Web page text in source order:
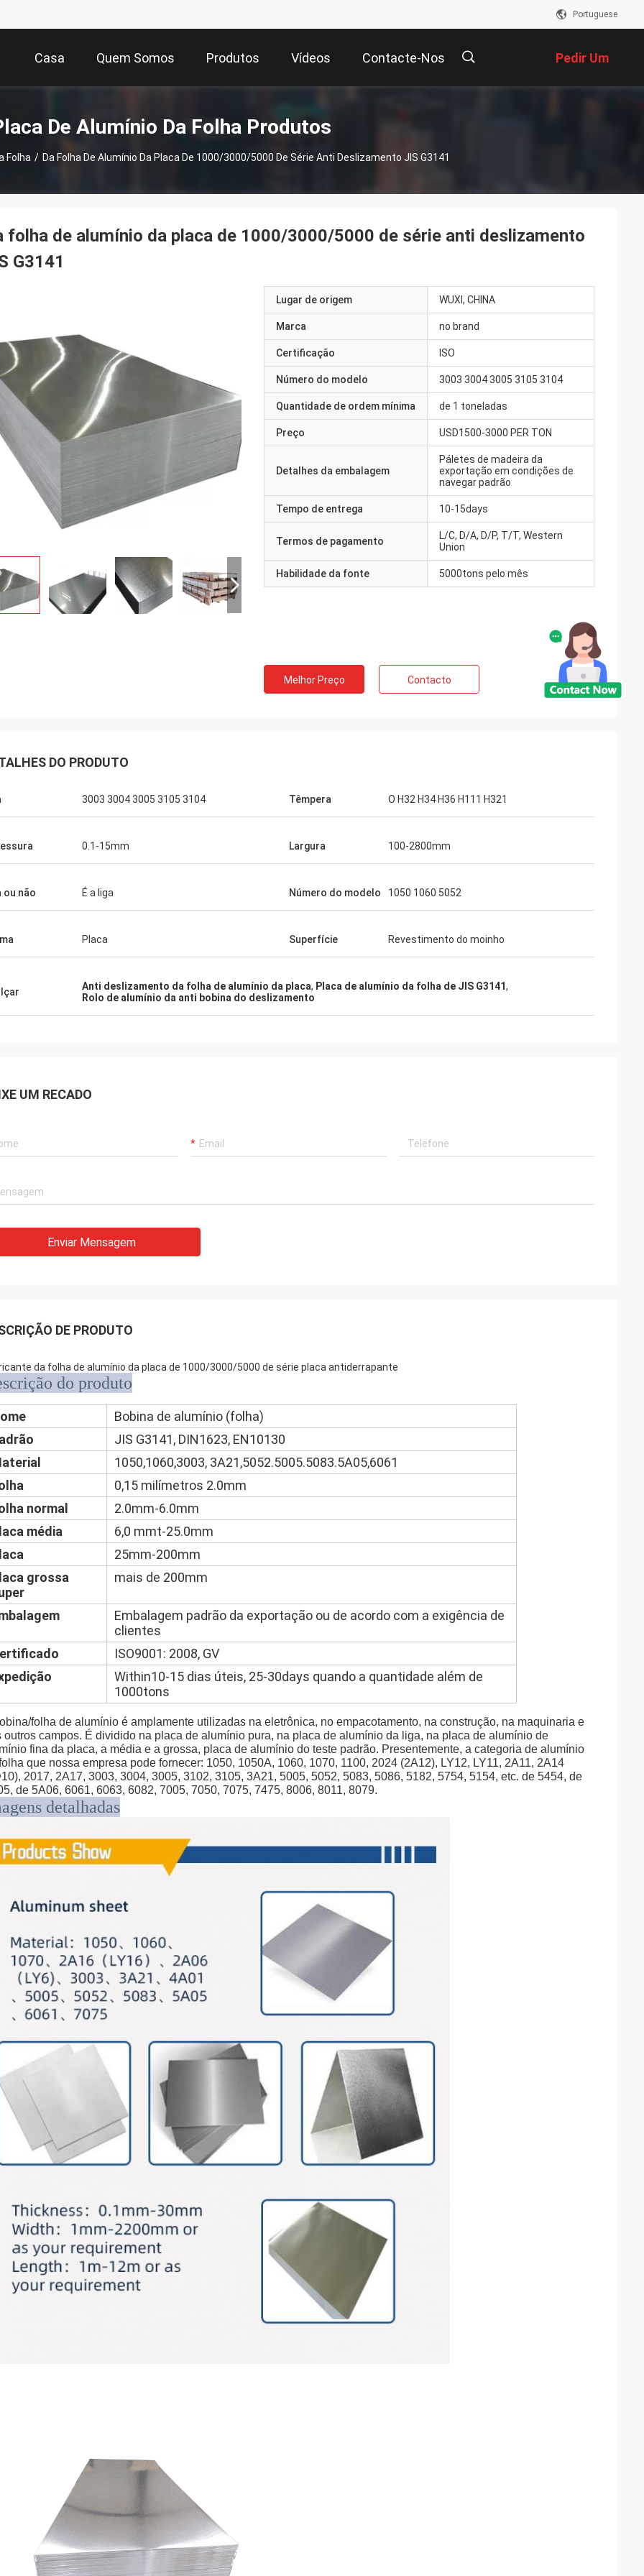
Portuguese
Casa Quem Somos Produtos Vídeos Contacte-Nos Pedir Um
Orçamento
De Alumínio Da Folha Produtos
Folha / Da Folha De Alumínio Da Placa De 1000/3000/5000 De Série Anti Deslizamento JIS G3141
- tempo, nós conseguimos
Nosso negócio tem grande
folha de alumínio da placa de 1000/3000/5000 de série anti deslizamento
G3141
Lugar de origem WUXI, CHINA
Marca no brand
Certificação ISO
Número do modelo 3003 3004 3005 3105 3104
Quantidade de ordem mínima de 1 toneladas
Preço USD1500-3000 PER TON
Detalhes da embalagem
Páletes de madeira da
exportação em condições de
navegar padrão
Tempo de entrega 10-15days
Termos de pagamento
L/C, D/A, D/P, T/T, Western
Union
Habilidade da fonte 5000tons pelo mês
Melhor Preço Contacto
DO PRODUTO
3003 3004 3005 3105 3104 Têmpera O H32 H34 H36 H111 H321
0.1-15mm Largura 100-2800mm
ou não É a liga Número do modelo 1050 1060 5052
Placa Superfície Revestimento do moinho
Anti deslizamento da folha de alumínio da placa, Placa de alumínio da folha de JIS G3141,
Rolo de alumínio da anti bobina do deslizamento
UM RECADO
Enviar Mensagem
DE PRODUTO
da folha de alumínio da placa de 1000/3000/5000 de série placa antiderrapante
do produto
Bobina de alumínio (folha)
JIS G3141, DIN1623, EN10130
1050,1060,3003, 3A21,5052.5005.5083.5A05,6061
0,15 milímetros 2.0mm
normal
2.0mm-6.0mm
média
6,0 mmt-25.0mm
25mm-200mm
grossa
mais de 200mm
Embalagem padrão da exportação ou de acordo com a exigência de
clientes
ISO9001: 2008, GV
Within10-15 dias úteis, 25-30days quando a quantidade além de
1000tons
folha de alumínio é amplamente utilizadas na eletrônica, no empacotamento, na construção, na maquinaria e
outros campos. É dividido na placa de alumínio pura, na placa de alumínio da liga, na placa de alumínio de
fina da placa, a média e a grossa, placa de alumínio do teste padrão. Presentemente, a categoria de alumínio
que nossa empresa pode fornecer: 1050, 1050A, 1060, 1070, 1100, 2024 (2A12), LY12, LY11, 2A11, 2A14
2017, 2A17, 3003, 3004, 3005, 3102, 3105, 3A21, 5005, 5052, 5083, 5086, 5182, 5754, 5154, etc. de 5454, de
de 5A06, 6061, 6063, 6082, 7005, 7050, 7075, 7475, 8006, 8011, 8079.
detalhadas